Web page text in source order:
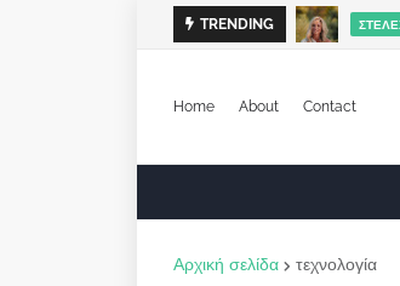
TRENDING
Home About Contact
Αρχική σελίδα τεχνολογία